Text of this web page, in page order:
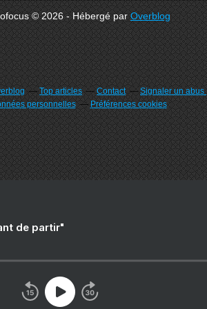
© 2026 - Hébergé parOverblog
Top articles Contact Signaler un abus
personnelles
Préférences cookies
de partir"